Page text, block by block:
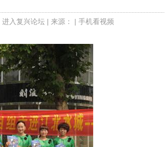
进入复兴论坛| 来源： | 手机看视频